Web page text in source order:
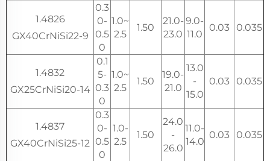
1.4826
GX40CrNiSi22-9
0.3
0-
0.5
0
1.0~
2.5
1.50
21.0-
23.0
9.0-
11.0
0.03 0.035
1.4832
GX25CrNiSi20-14
0.1
5-
0.3
0
1.0~
2.5
1.50
19.0-
21.0
13.0
-
15.0
0.03 0.035
1.4837
GX40CrNiSi25-12
0.3
0-
0.5
0
1.0-
2.5
1.50
24.0
-
26.0
11.0-
14.0
0.03 0.035